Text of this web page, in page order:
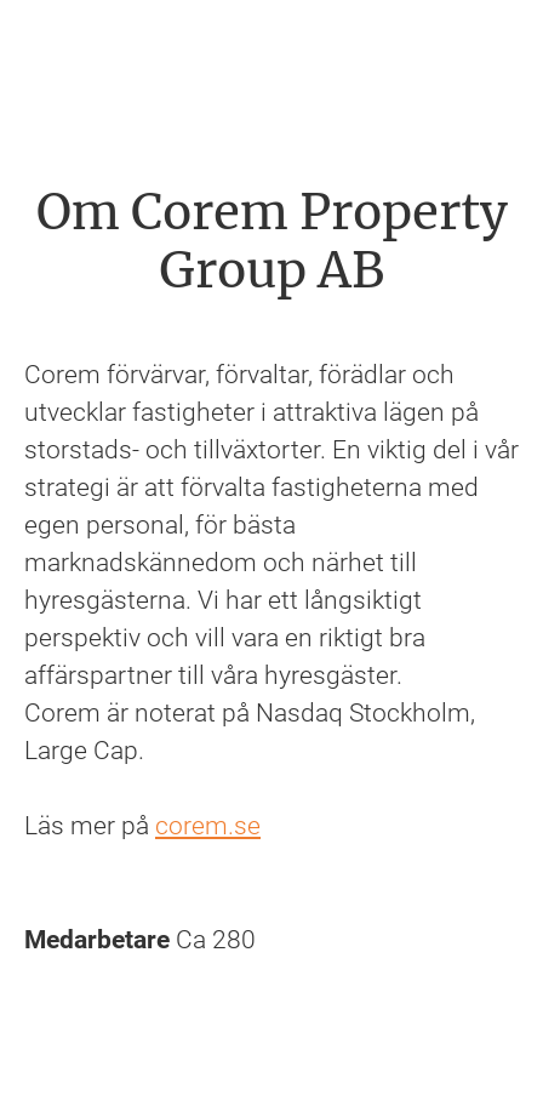
Om Corem Property
Group AB
Corem förvärvar, förvaltar, förädlar och
utvecklar fastigheter i attraktiva lägen på
storstads- och tillväxtorter. En viktig del i vår
strategi är att förvalta fastigheterna med
egen personal, för bästa
marknadskännedom och närhet till
hyresgästerna. Vi har ett långsiktigt
perspektiv och vill vara en riktigt bra
affärspartner till våra hyresgäster.
Corem är noterat på Nasdaq Stockholm,
Large Cap.
Läs mer på corem.se
Medarbetare Ca 280